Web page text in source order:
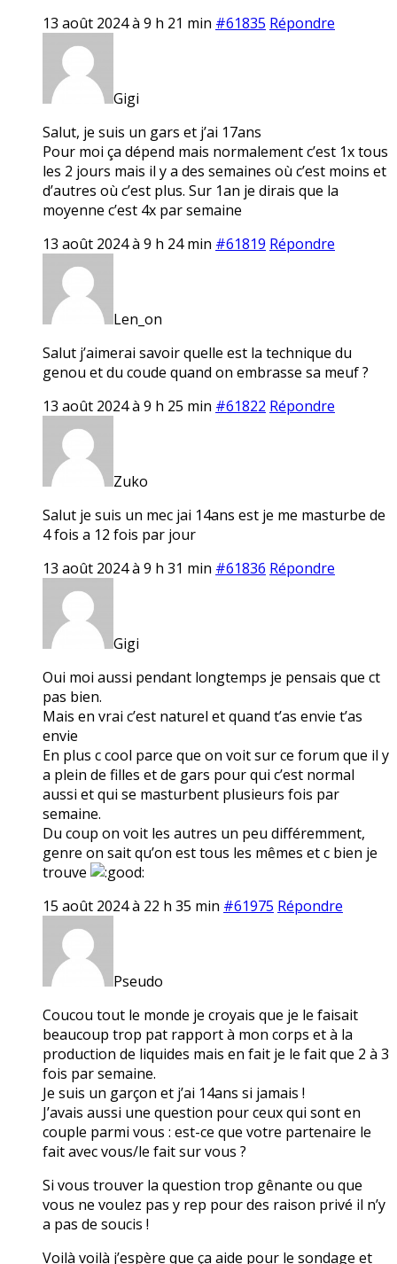
13 août 2024 à 9 h 21 min #61835 Répondre
Gigi
Salut, je suis un gars et j’ai 17ans
Pour moi ça dépend mais normalement c’est 1x tous
les 2 jours mais il y a des semaines où c’est moins et
d’autres où c’est plus. Sur 1an je dirais que la
moyenne c’est 4x par semaine
13 août 2024 à 9 h 24 min #61819 Répondre
Len_on
Salut j’aimerai savoir quelle est la technique du
genou et du coude quand on embrasse sa meuf ?
13 août 2024 à 9 h 25 min #61822 Répondre
Zuko
Salut je suis un mec jai 14ans est je me masturbe de
4 fois a 12 fois par jour
13 août 2024 à 9 h 31 min #61836 Répondre
Gigi
Oui moi aussi pendant longtemps je pensais que ct
pas bien.
Mais en vrai c’est naturel et quand t’as envie t’as
envie
En plus c cool parce que on voit sur ce forum que il y
a plein de filles et de gars pour qui c’est normal
aussi et qui se masturbent plusieurs fois par
semaine.
Du coup on voit les autres un peu différemment,
genre on sait qu’on est tous les mêmes et c bien je
trouve
15 août 2024 à 22 h 35 min #61975 Répondre
Pseudo
Coucou tout le monde je croyais que je le faisait
beaucoup trop pat rapport à mon corps et à la
production de liquides mais en fait je le fait que 2 à 3
fois par semaine.
Je suis un garçon et j’ai 14ans si jamais !
J’avais aussi une question pour ceux qui sont en
couple parmi vous : est-ce que votre partenaire le
fait avec vous/le fait sur vous ?
Si vous trouver la question trop gênante ou que
vous ne voulez pas y rep pour des raison privé il n’y
a pas de soucis !
Voilà voilà j’espère que ça aide pour le sondage et